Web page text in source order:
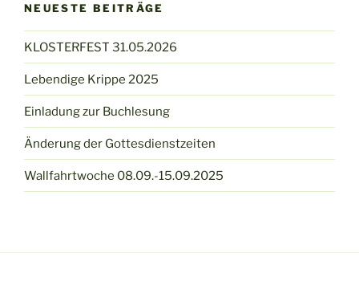
NEUESTE BEITRÄGE
KLOSTERFEST 31.05.2026
Lebendige Krippe 2025
Einladung zur Buchlesung
Änderung der Gottesdienstzeiten
Wallfahrtwoche 08.09.-15.09.2025